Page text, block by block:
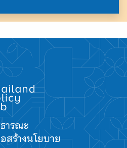
ารณะ
สร้างนโยบาย